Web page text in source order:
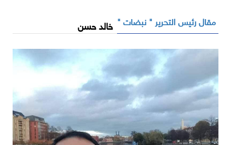
مقال رئيس التحرير " نبضات " خالد حسن